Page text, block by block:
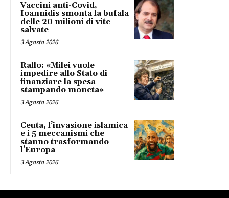
Vaccini anti-Covid,
Ioannidis smonta la bufala
delle 20 milioni di vite
salvate
3 Agosto 2026
Rallo: «Milei vuole
impedire allo Stato di
finanziare la spesa
stampando moneta»
3 Agosto 2026
Ceuta, l’invasione islamica
e i 5 meccanismi che
stanno trasformando
l’Europa
3 Agosto 2026